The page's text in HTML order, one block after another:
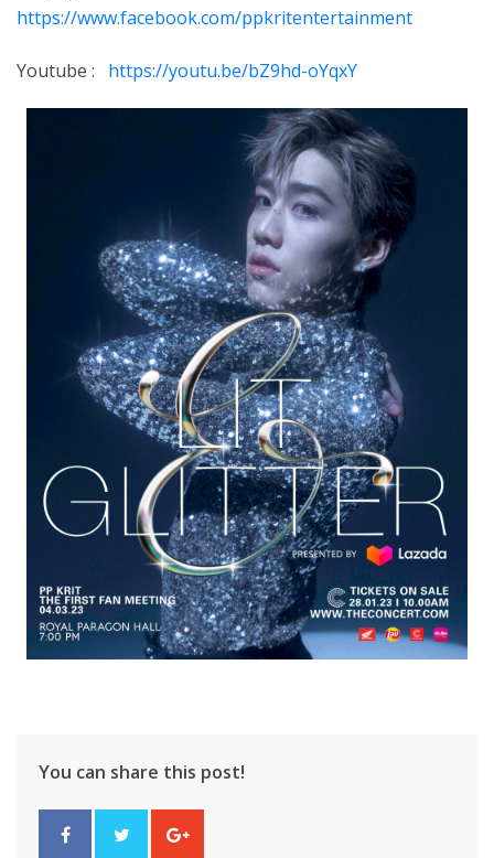
https://www.facebook.com/ppkritentertainment
Youtube : https://youtu.be/bZ9hd-oYqxY
You can share this post!